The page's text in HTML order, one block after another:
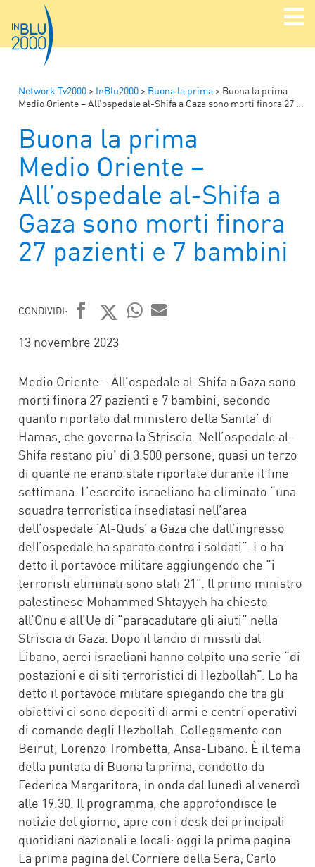
Network Tv2000 > InBlu2000 > Buona la prima > Buona la prima
Medio Oriente – All’ospedale al-Shifa a Gaza sono morti finora 27 pazienti e 7 bambini
Buona la prima
Medio Oriente –
All’ospedale al-Shifa a
Gaza sono morti finora
27 pazienti e 7 bambini
CONDIVIDI:
FACEBOOK
TWITTER
13 novembre 2023
Medio Oriente – All’ospedale al-Shifa a Gaza sono
morti finora 27 pazienti e 7 bambini, secondo
quanto riportato dal ministero della Sanita’ di
Hamas, che governa la Striscia. Nell’ospedale al-
Shifa restano piu’ di 3.500 persone, quasi un terzo
di quante ne erano state riportate durante il fine
settimana. L’esercito israeliano ha eliminato “una
squadra terroristica insediatasi nell’area
dell’ospedale ‘Al-Quds’ a Gaza che dall’ingresso
dell’ospedale ha sparato contro i soldati”. Lo ha
detto il portavoce militare aggiungendo che “i
terroristi eliminati sono stati 21”. ll primo ministro
palestinese Mohammed Shtayyeh ha chiesto
all’Onu e all’Ue di “paracadutare gli aiuti” nella
Striscia di Gaza. Dopo il lancio di missili dal
Libano, aerei israeliani hanno colpito una serie “di
postazioni e di siti terroristici di Hezbollah”. Lo ha
detto il portavoce militare spiegando che tra gli
obiettivi ci sono depositi di armi e centri operativi
di comando degli Hezbollah. Collegamento con
Beirut, Lorenzo Trombetta, Ansa-Libano. È il tema
della puntata di Buona la prima, condotto da
Federica Margaritora, in onda dal lunedì al venerdì
alle 19.30. Il programma, che approfondisce le
notizie del giorno, apre con i desk dei principali
quotidiani nazionali e locali: oggi la prima pagina
La prima pagina del Corriere della Sera; Carlo